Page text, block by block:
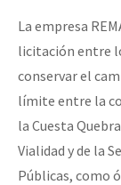
La empresa
licitación entre
conservar el
límite entre la
la Cuesta
Vialidad y de la
Públicas, como